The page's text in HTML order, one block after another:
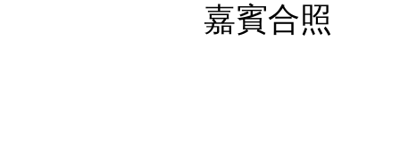
嘉賓合照